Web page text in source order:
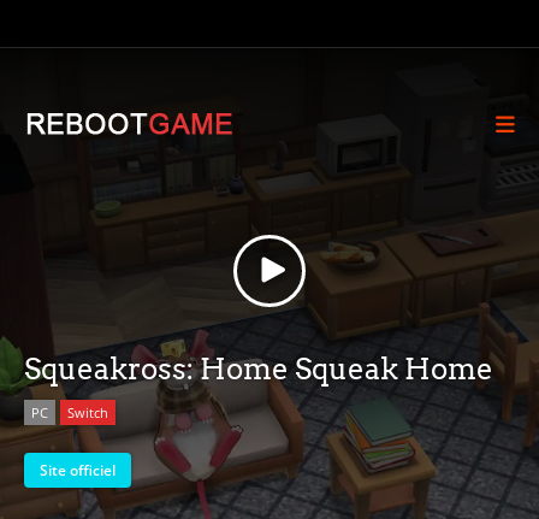
Squeakross: Home Squeak Home
PC Switch
Site officiel